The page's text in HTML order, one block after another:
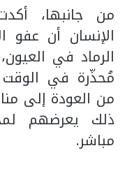
من جانبها،
الإنسان أن عفو
الرماد في
مُحذّرة في الوقت
من العودة إلى
ذلك يعرضهم
مباشر.